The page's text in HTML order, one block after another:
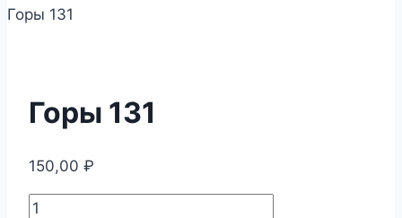
Горы 131
Горы 131
150,00 ₽
Количество